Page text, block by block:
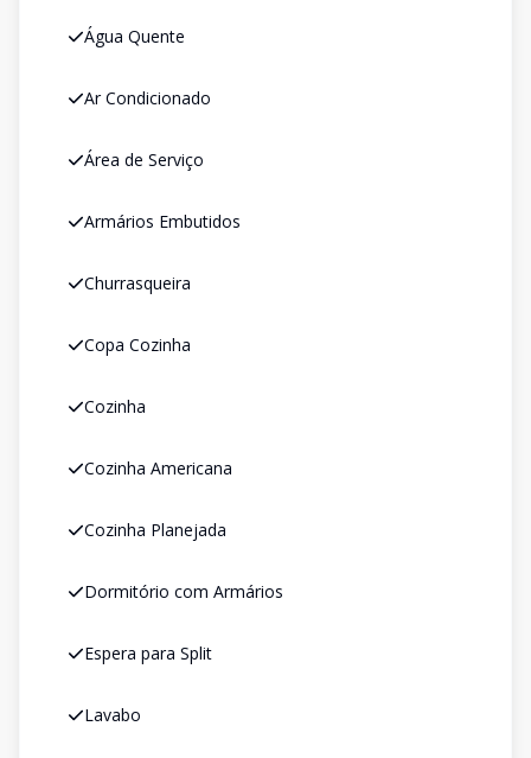
Água Quente
Ar Condicionado
Área de Serviço
Armários Embutidos
Churrasqueira
Copa Cozinha
Cozinha
Cozinha Americana
Cozinha Planejada
Dormitório com Armários
Espera para Split
Lavabo